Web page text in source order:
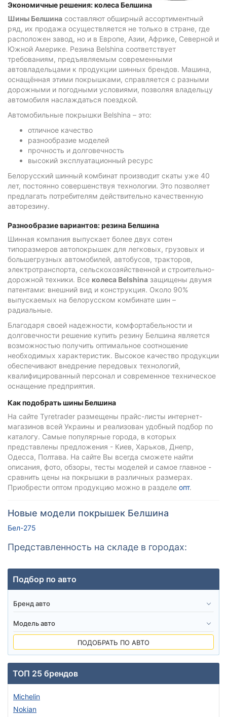
Экономичные решения: колеса Белшина
Шины Белшина составляют обширный ассортиментный
ряд, их продажа осуществляется не только в стране, где
расположен завод, но и в Европе, Азии, Африке, Северной и
Южной Америке. Резина Belshina соответствует
требованиям, предъявляемым современными
автовладельцами к продукции шинных брендов. Машина,
оснащённая этими покрышками, справляется с разными
дорожными и погодными условиями, позволяя владельцу
автомобиля наслаждаться поездкой.
Автомобильные покрышки Belshina – это:
отличное качество
разнообразие моделей
прочность и долговечность
высокий эксплуатационный ресурс
Белорусский шинный комбинат производит скаты уже 40
лет, постоянно совершенствуя технологии. Это позволяет
предлагать потребителям действительно качественную
авторезину.
Разнообразие вариантов: резина Белшина
Шинная компания выпускает более двух сотен
типоразмеров автопокрышек для легковых, грузовых и
большегрузных автомобилей, автобусов, тракторов,
электротранспорта, сельскохозяйственной и строительно-
дорожной техники. Все колеса Belshina защищены двумя
патентами: внешний вид и конструкция. Около 90%
выпускаемых на белорусском комбинате шин –
радиальные.
Благодаря своей надежности, комфортабельности и
долговечности решение купить резину Белшина является
возможностью получить оптимальное соотношение
необходимых характеристик. Высокое качество продукции
обеспечивают внедрение передовых технологий,
квалифицированный персонал и современное техническое
оснащение предприятия.
Как подобрать шины Белшина
На сайте Tyretrader размещены прайс-листы интернет-
магазинов всей Украины и реализован удобный подбор по
каталогу. Самые популярные города, в которых
представлены предложения - Киев, Харьков, Днепр,
Одесса, Полтава. На сайте Вы всегда сможете найти
описания, фото, обзоры, тесты моделей и самое главное -
сравнить цены на покрышки в различных размерах.
Приобрести оптом продукцию можно в разделе опт.
Новые модели покрышек Белшина
Бел-275
Представленность на складе в городах:
Подбор по авто
ПОДОБРАТЬ ПО АВТО
ТОП 25 брендов
Michelin
Nokian